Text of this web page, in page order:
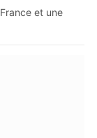
et une